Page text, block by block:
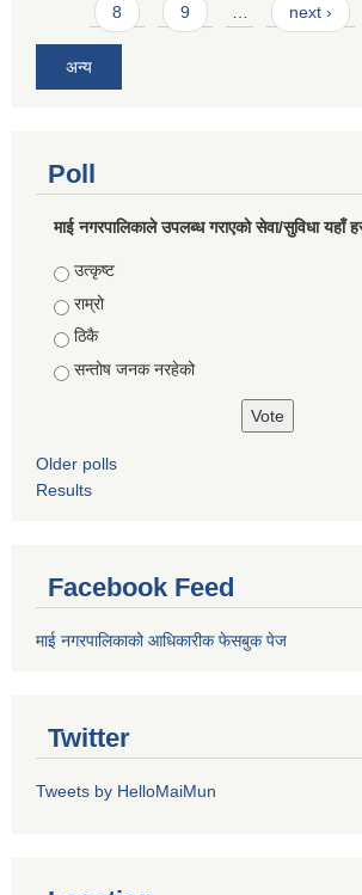
8 9 next ›
अन्य
Poll
माई नगरपालिकाले उपलब्ध गराएको सेवा/सुविधा यहाँ
Choices
उत्कृष्ट
राम्रो
ठिकै
सन्तोष जनक नरहेको
Older polls
Results
Facebook Feed
माई नगरपालिकाको आधिकारीक फेसबुक पेज
Twitter
Tweets by HelloMaiMun